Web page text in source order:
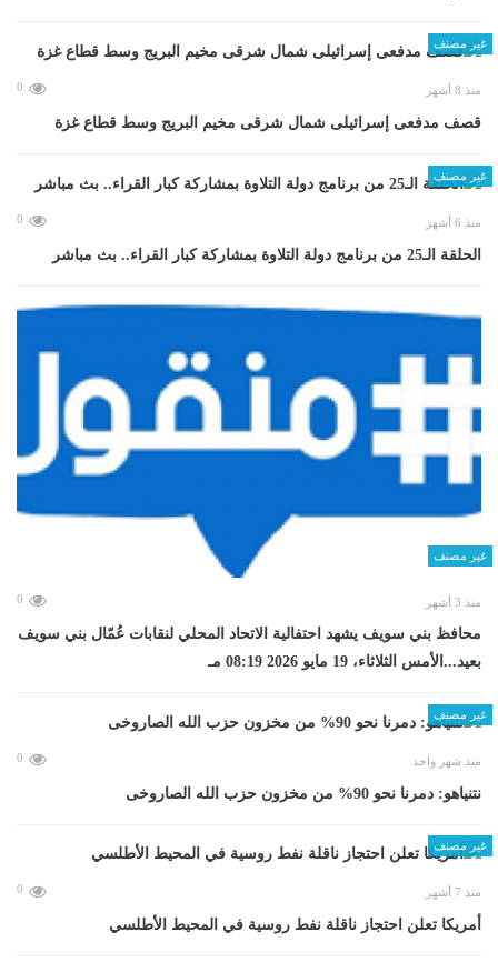
غير مصنف
منذ 8 أشهر 0
قصف مدفعى إسرائيلى شمال شرقى مخيم البريج وسط قطاع غزة
غير مصنف
منذ 6 أشهر 0
الحلقة الـ25 من برنامج دولة التلاوة بمشاركة كبار القراء.. بث مباشر
غير مصنف
منذ 3 أشهر 0
محافظ بني سويف يشهد احتفالية الاتحاد المحلي لنقابات عُمّال بني سويف
بعيد...الأمس الثلاثاء، 19 مايو 2026 08:19 مـ
غير مصنف
منذ شهر واحد 0
نتنياهو: دمرنا نحو 90% من مخزون حزب الله الصاروخى
غير مصنف
منذ 7 أشهر 0
أمريكا تعلن احتجاز ناقلة نفط روسية في المحيط الأطلسي